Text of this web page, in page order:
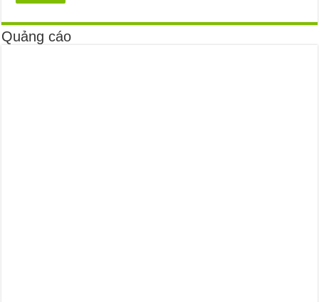
Quảng cáo